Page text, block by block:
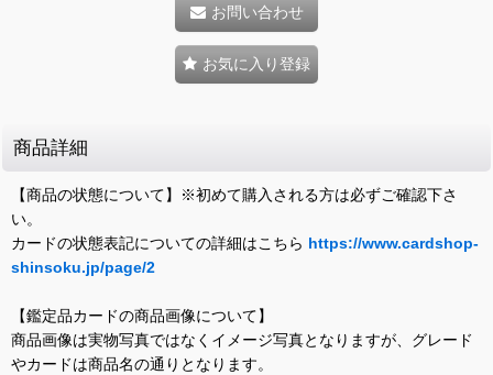
お問い合わせ
お気に入り登録
商品詳細
【商品の状態について】※初めて購入される方は必ずご確認下さ
い。
カードの状態表記についての詳細はこちら https://www.cardshop-
shinsoku.jp/page/2
【鑑定品カードの商品画像について】
商品画像は実物写真ではなくイメージ写真となりますが、グレード
やカードは商品名の通りとなります。